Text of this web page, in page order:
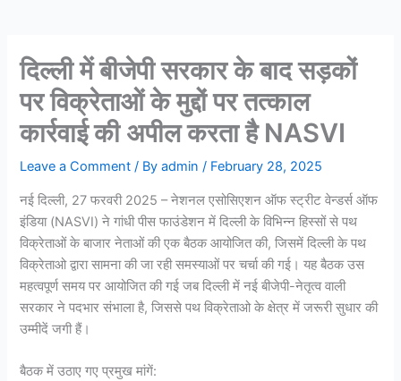
दिल्ली में बीजेपी सरकार के बाद सड़कों
पर विक्रेताओं के मुद्दों पर तत्काल
कार्रवाई की अपील करता है NASVI
Leave a Comment / Byadmin/ February 28, 2025
नई दिल्ली, 27 फरवरी 2025 – नेशनल एसोसिएशन ऑफ स्ट्रीट वेन्डर्स ऑफ
इंडिया (NASVI) ने गांधी पीस फाउंडेशन में दिल्ली के विभिन्न हिस्सों से पथ
विक्रेताओं के बाजार नेताओं की एक बैठक आयोजित की, जिसमें दिल्ली के पथ
विक्रेताओ द्वारा सामना की जा रही समस्याओं पर चर्चा की गई। यह बैठक उस
महत्वपूर्ण समय पर आयोजित की गई जब दिल्ली में नई बीजेपी-नेतृत्व वाली
सरकार ने पदभार संभाला है, जिससे पथ विक्रेताओ के क्षेत्र में जरूरी सुधार की
उम्मीदें जगी हैं।
बैठक में उठाए गए प्रमुख मांगें: